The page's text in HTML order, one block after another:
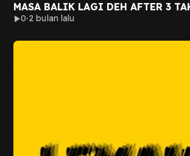
MASA BALIK LAGI DEH AFTER 3
0 2 bulan lalu